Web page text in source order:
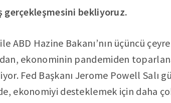
gerçekleşmesini bekliyoruz.
ABD Hazine Bakanı’nın üçüncü
ekonominin pandemiden
Fed Başkanı Jerome Powell Salı
ekonomiyi desteklemek için daha